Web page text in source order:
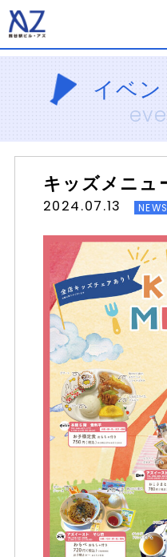
フロアガイド
ショップ一覧
イベント&ニュース
ショップニュース
営業案内・アクセス
採用情報
イベントスケジュール
よくある質問
お問い合わせ
イベ
キッズメニュ
2024.07.13 NEWS